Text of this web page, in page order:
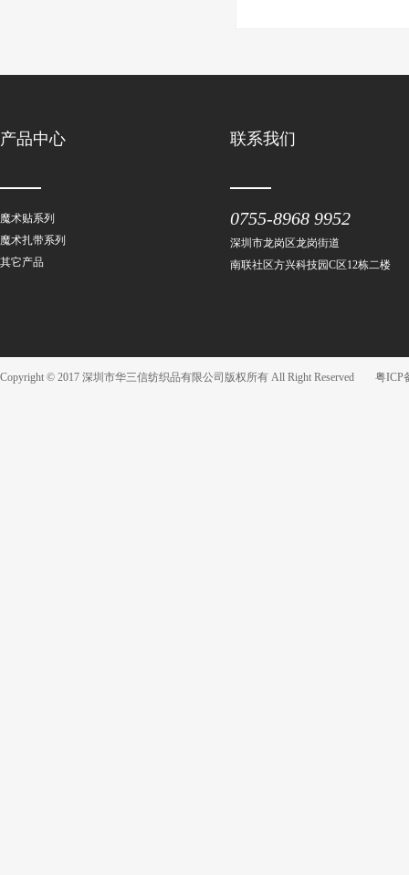
产品中心
魔术贴系列
魔术扎带系列
其它产品
联系我们
0755-8968 9952
深圳市龙岗区龙岗街道
南联社区方兴科技园C区12栋二楼
Copyright © 2017 深圳市华三信纺织品有限公司版权所有 All Right Reserved 粤ICP